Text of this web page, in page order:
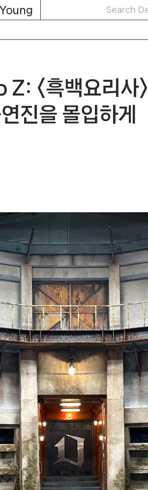
Young
〈흑백요리사〉
진을 몰입하게
진을 몰입하게 하는 세트 디자인